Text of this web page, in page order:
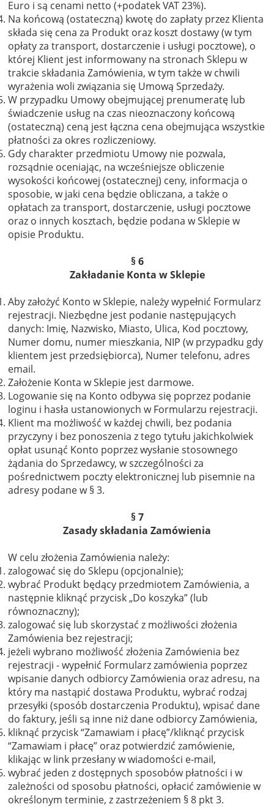
Euro i są cenami netto (+podatek VAT 23%).
Na końcową (ostateczną) kwotę do zapłaty przez Klienta
składa się cena za Produkt oraz koszt dostawy (w tym
opłaty za transport, dostarczenie i usługi pocztowe), o
której Klient jest informowany na stronach Sklepu w
trakcie składania Zamówienia, w tym także w chwili
wyrażenia woli związania się Umową Sprzedaży.
W przypadku Umowy obejmującej prenumeratę lub
świadczenie usług na czas nieoznaczony końcową
(ostateczną) ceną jest łączna cena obejmująca wszystkie
płatności za okres rozliczeniowy.
Gdy charakter przedmiotu Umowy nie pozwala,
rozsądnie oceniając, na wcześniejsze obliczenie
wysokości końcowej (ostatecznej) ceny, informacja o
sposobie, w jaki cena będzie obliczana, a także o
opłatach za transport, dostarczenie, usługi pocztowe
oraz o innych kosztach, będzie podana w Sklepie w
opisie Produktu.
§ 6
Zakładanie Konta w Sklepie
Aby założyć Konto w Sklepie, należy wypełnić Formularz
rejestracji. Niezbędne jest podanie następujących
danych: Imię, Nazwisko, Miasto, Ulica, Kod pocztowy,
Numer domu, numer mieszkania, NIP (w przypadku gdy
klientem jest przedsiębiorca), Numer telefonu, adres
email.
Założenie Konta w Sklepie jest darmowe.
Logowanie się na Konto odbywa się poprzez podanie
loginu i hasła ustanowionych w Formularzu rejestracji.
Klient ma możliwość w każdej chwili, bez podania
przyczyny i bez ponoszenia z tego tytułu jakichkolwiek
opłat usunąć Konto poprzez wysłanie stosownego
żądania do Sprzedawcy, w szczególności za
pośrednictwem poczty elektronicznej lub pisemnie na
adresy podane w § 3.
§ 7
Zasady składania Zamówienia
W celu złożenia Zamówienia należy:
zalogować się do Sklepu (opcjonalnie);
wybrać Produkt będący przedmiotem Zamówienia, a
następnie kliknąć przycisk „Do koszyka” (lub
równoznaczny);
zalogować się lub skorzystać z możliwości złożenia
Zamówienia bez rejestracji;
jeżeli wybrano możliwość złożenia Zamówienia bez
rejestracji - wypełnić Formularz zamówienia poprzez
wpisanie danych odbiorcy Zamówienia oraz adresu, na
który ma nastąpić dostawa Produktu, wybrać rodzaj
przesyłki (sposób dostarczenia Produktu), wpisać dane
do faktury, jeśli są inne niż dane odbiorcy Zamówienia,
kliknąć przycisk “Zamawiam i płacę”/kliknąć przycisk
“Zamawiam i płacę” oraz potwierdzić zamówienie,
klikając w link przesłany w wiadomości e-mail,
wybrać jeden z dostępnych sposobów płatności i w
zależności od sposobu płatności, opłacić zamówienie w
określonym terminie, z zastrzeżeniem § 8 pkt 3.